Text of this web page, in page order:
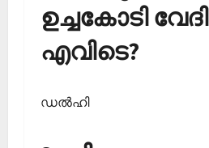
ഉച്ചകോടി വേദി
എവിടെ?
ഡല്‍ഹി